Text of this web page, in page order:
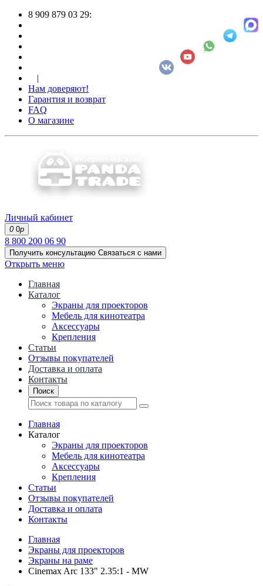
8 909 879 03 29:
|
Нам доверяют!
Гарантия и возврат
FAQ
О магазине
Личный кабинет
0 0р
8 800 200 06 90
Получить консультацию Связаться с нами
Открыть меню
Главная
Каталог
Экраны для проекторов
Mебель для кинотеатра
Аксессуары
Крепления
Статьи
Отзывы покупателей
Доставка и оплата
Контакты
Поиск
Главная
Каталог
Экраны для проекторов
Mебель для кинотеатра
Аксессуары
Крепления
Статьи
Отзывы покупателей
Доставка и оплата
Контакты
Главная
Экраны для проекторов
Экраны на раме
Cinemax Arc 133" 2.35:1 - MW